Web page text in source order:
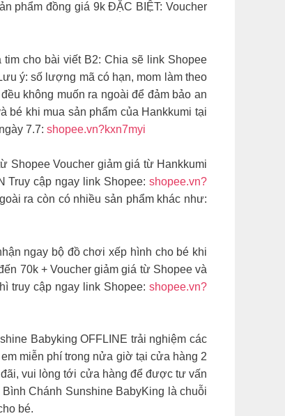
phẩm đồng giá 9k ĐẶC BIỆT: Voucher
cho bài viết B2: Chia sẽ link Shopee
ý: số lượng mã có hạn, mom làm theo
không muốn ra ngoài để đảm bảo an
bé khi mua sản phẩm của Hankkumi tại
7.7: shopee.vn?kxn7myi
Shopee Voucher giảm giá từ Hankkumi
Truy cập ngay link Shopee: shopee.vn?
ra còn có nhiều sản phẩm khác như:
ngay bộ đồ chơi xếp hình cho bé khi
70k + Voucher giảm giá từ Shopee và
truy cập ngay link Shopee: shopee.vn?
Babyking OFFLINE trải nghiệm các
miễn phí trong nửa giờ tại cửa hàng 2
vui lòng tới cửa hàng để được tư vấn
Chánh Sunshine BabyKing là chuỗi
bé.